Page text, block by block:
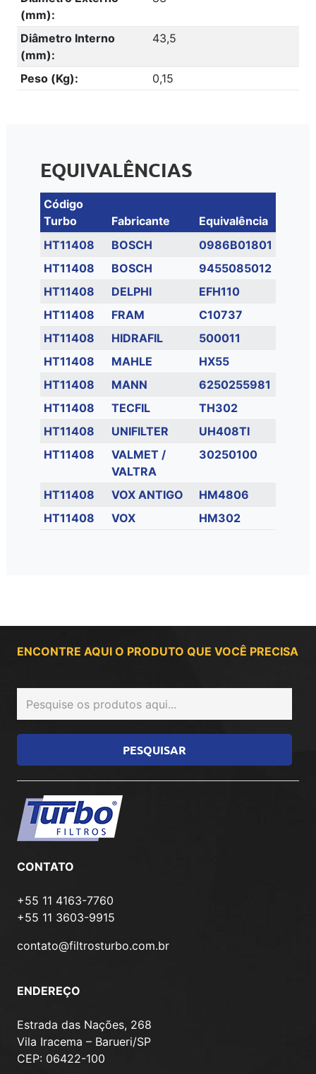
(mm):
Diâmetro Interno
(mm):
43,5
Peso (Kg): 0,15
EQUIVALÊNCIAS
Código
Turbo
Fabricante
Equivalência
HT11408
BOSCH
0986B01801
HT11408
BOSCH
9455085012
HT11408
DELPHI
EFH110
HT11408
FRAM
C10737
HT11408
HIDRAFIL
500011
HT11408
MAHLE
HX55
HT11408
MANN
6250255981
HT11408
TECFIL
TH302
HT11408
UNIFILTER
UH408TI
HT11408
VALMET /
VALTRA
30250100
HT11408 VOX ANTIGO
HM4806
HT11408
VOX HM302
ENCONTRE AQUI O PRODUTO QUE VOCÊ PRECISA
CONTATO
+55 11 4163-7760
+55 11 3603-9915
contato@filtrosturbo.com.br
ENDEREÇO
Estrada das Nações, 268
Vila Iracema – Barueri/SP
CEP: 06422-100